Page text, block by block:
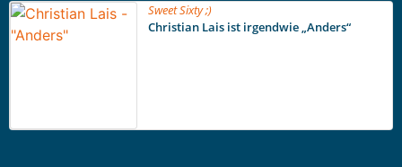
Sweet Sixty ;)
Christian Lais ist irgendwie „Anders“